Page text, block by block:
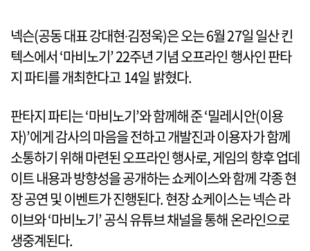
넥슨(공동 대표 강대현∙김정욱)은 오는 6월 27일 일산 킨
텍스에서 ‘마비노기’ 22주년 기념 오프라인 행사인 판타
지 파티를 개최한다고 14일 밝혔다.
판타지 파티는 ‘마비노기’와 함께해 준 ‘밀레시안(이용
자)’에게 감사의 마음을 전하고 개발진과 이용자가 함께
소통하기 위해 마련된 오프라인 행사로, 게임의 향후 업데
이트 내용과 방향성을 공개하는 쇼케이스와 함께 각종 현
장 공연 및 이벤트가 진행된다. 현장 쇼케이스는 넥슨 라
이브와 ‘마비노기’ 공식 유튜브 채널을 통해 온라인으로
생중계된다.